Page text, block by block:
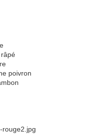
poivron